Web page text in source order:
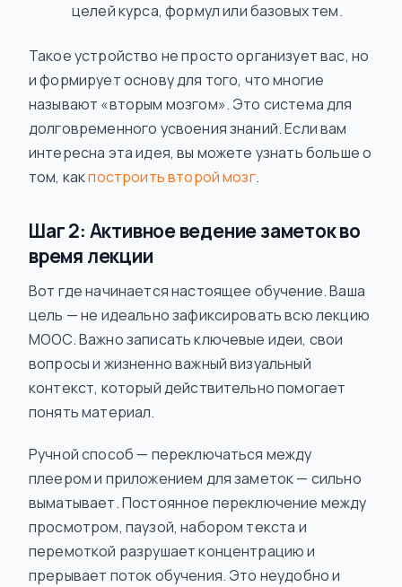
целей курса, формул или базовых тем.
Такое устройство не просто организует вас, но
и формирует основу для того, что многие
называют «вторым мозгом». Это система для
долговременного усвоения знаний. Если вам
интересна эта идея, вы можете узнать больше о
том, какпостроить второй мозг.
Шаг 2: Активное ведение заметок во
время лекции
Вот где начинается настоящее обучение. Ваша
цель — не идеально зафиксировать всю лекцию
MOOC. Важно записать ключевые идеи, свои
вопросы и жизненно важный визуальный
контекст, который действительно помогает
понятьматериал.
Ручной способ — переключаться между
плеером и приложением для заметок — сильно
выматывает. Постоянное переключение между
просмотром, паузой, набором текста и
перемоткой разрушает концентрацию и
прерывает поток обучения. Это неудобно и